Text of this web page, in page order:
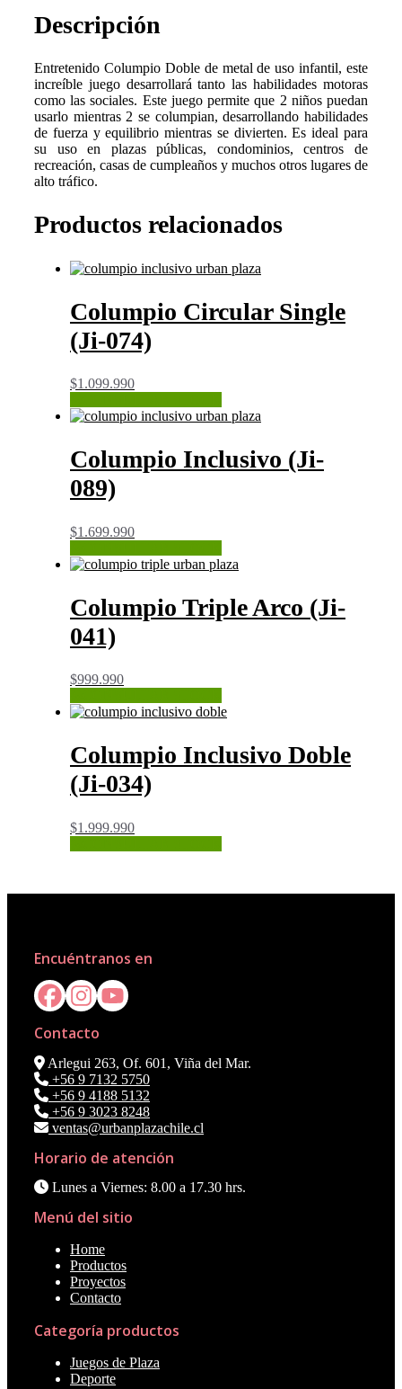
Descripción
Entretenido Columpio Doble de metal de uso infantil, este
increíble juego desarrollará tanto las habilidades motoras
como las sociales. Este juego permite que 2 niños puedan
usarlo mientras 2 se columpian, desarrollando habilidades
de fuerza y equilibrio mientras se divierten. Es ideal para
su uso en plazas públicas, condominios, centros de
recreación, casas de cumpleaños y muchos otros lugares de
alto tráfico.
Productos relacionados
Columpio Circular Single
(Ji-074)
$1.099.990
Columpio Inclusivo (Ji-
089)
$1.699.990
Columpio Triple Arco (Ji-
041)
$999.990
Columpio Inclusivo Doble
(Ji-034)
$1.999.990
Encuéntranos en
Contacto
Arlegui 263, Of. 601, Viña del Mar.
+56 9 7132 5750
+56 9 4188 5132
+56 9 3023 8248
ventas@urbanplazachile.cl
Horario de atención
Lunes a Viernes: 8.00 a 17.30 hrs.
Menú del sitio
Home
Productos
Proyectos
Contacto
Categoría productos
Juegos de Plaza
Deporte